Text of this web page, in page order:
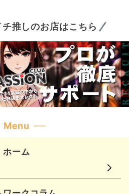
推しのお店はこちら
Menu
ホーム